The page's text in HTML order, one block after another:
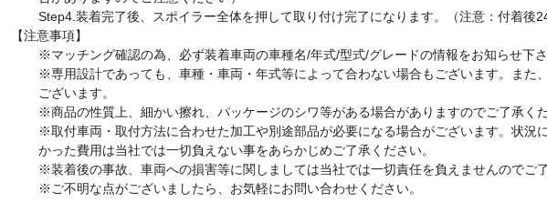
Step4. 装着完了後、スポイラー全体を押して取り付け完了になります。（注意：付着後
【注意事項】
※マッチング確認の為、必ず装着車両の車種名/年式/型式/グレードの情報をお知らせ下さ
※専用設計であっても、車種・車両・年式等によって合わない場合もございます。また
ございます。
※商品の性質上、細かい擦れ、パッケージのシワ等がある場合がありますのでご了承くだ
※取付車両・取付方法に合わせた加工や別途部品が必要になる場合がございます。 状況
かった費用は当社では一切負えない事をあらかじめご了承ください。
※装着後の事故、車両への損害等に関しましては当社では一切責任を負えませんのでご
※ ご不明な点がございましたら、お気軽にお問い合わせください。